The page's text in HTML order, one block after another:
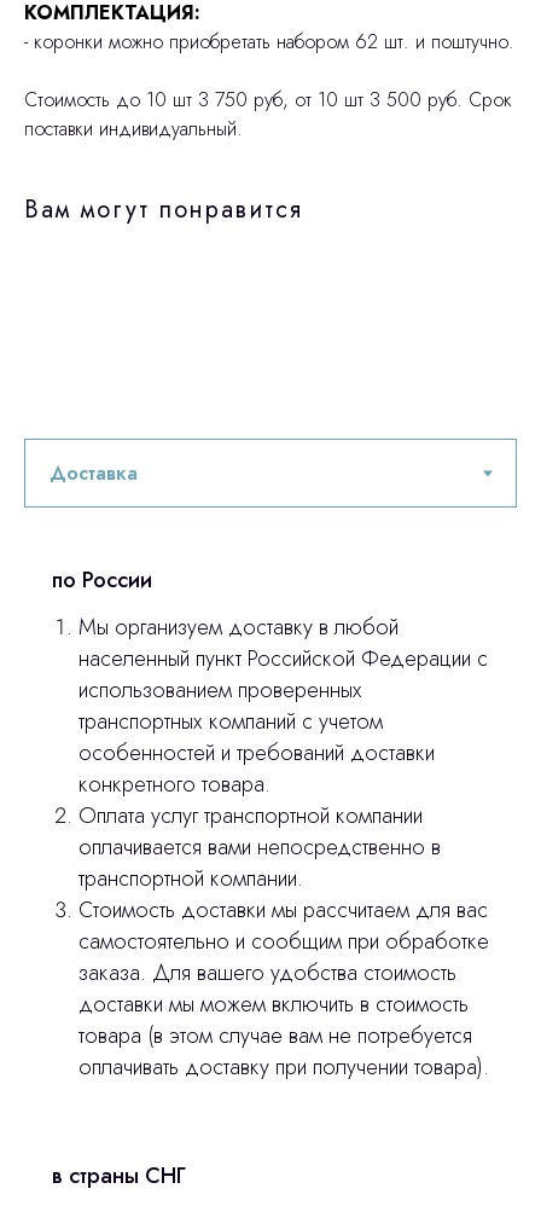
КОМПЛЕКТАЦИЯ:
- коронки можно приобретать набором 62 шт. и поштучно.
Стоимость до 10 шт 3 750 руб, от 10 шт 3 500 руб. Срок
поставки индивидуальный.
Вам могут понравится
по России
Мы организуем доставку в любой
населенный пункт Российской Федерации с
использованием проверенных
транспортных компаний с учетом
особенностей и требований доставки
конкретного товара.
Оплата услуг транспортной компании
оплачивается вами непосредственно в
транспортной компании.
Стоимость доставки мы рассчитаем для вас
самостоятельно и сообщим при обработке
заказа. Для вашего удобства стоимость
доставки мы можем включить в стоимость
товара (в этом случае вам не потребуется
оплачивать доставку при получении товара).
в страны СНГ
Остались вопросы
оставьте контакты, мы свяжемся и
ответим на все вопросы
© 2024 ЛС Дентал Групп
Продукция
3D печать
Оплата и доставка